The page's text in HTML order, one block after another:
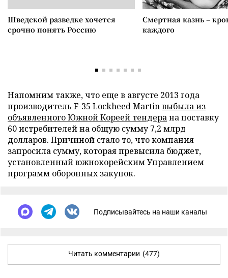
Шведской разведке хочется
срочно понять Россию
Смертная казнь –
каждого
Напомним также, что еще в августе 2013 года
производитель F-35 Lockheed Martinвыбыла из
объявленного Южной Кореей тендерана поставку
60 истребителей на общую сумму 7,2 млрд
долларов. Причиной стало то, что компания
запросила сумму, которая превысила бюджет,
установленный южнокорейским Управлением
программ оборонных закупок.
Подписывайтесь на наши каналы
Читать комментарии (477)